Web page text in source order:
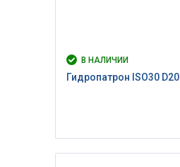
В НАЛИЧИИ
Гидропатрон ISO30 D20